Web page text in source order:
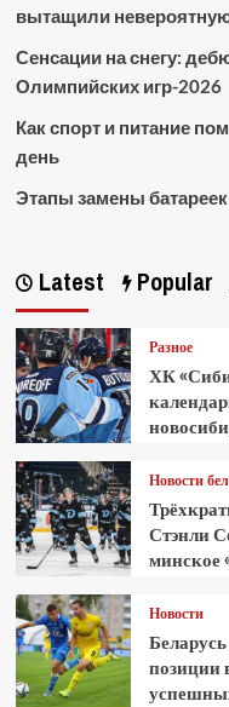
вытащили
Сенсации на снегу:
Олимпийских игр-2026
Как спорт и питание
день
Этапы замены батареек
Latest Popular
Разное
ХК
Новости
Стэнли
минское
Новости
позиции